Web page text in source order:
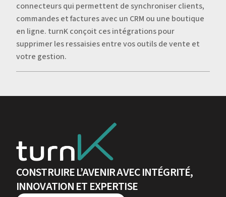
connecteurs qui permettent de synchroniser clients,
commandes et factures avec un CRM ou une boutique
en ligne. turnK conçoit ces intégrations pour
supprimer les ressaisies entre vos outils de vente et
votre gestion.
CONSTRUIRE L’AVENIR AVEC INTÉGRITÉ,
INNOVATION ET EXPERTISE